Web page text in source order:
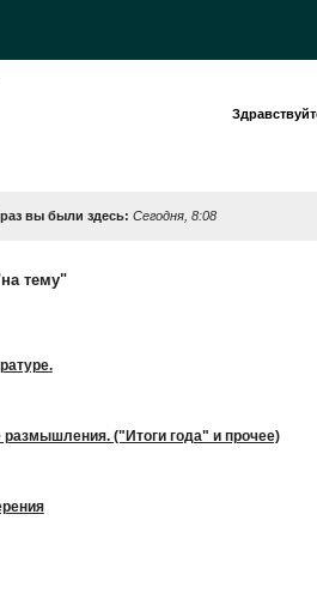
вы были здесь: Сегодня, 8:08
тему"
размышления. ("Итоги года" и прочее)